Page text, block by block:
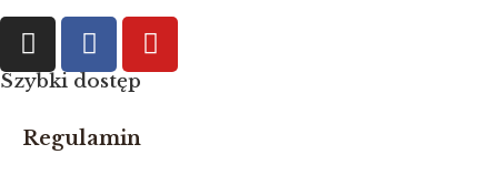
Szybki dostęp
Regulamin